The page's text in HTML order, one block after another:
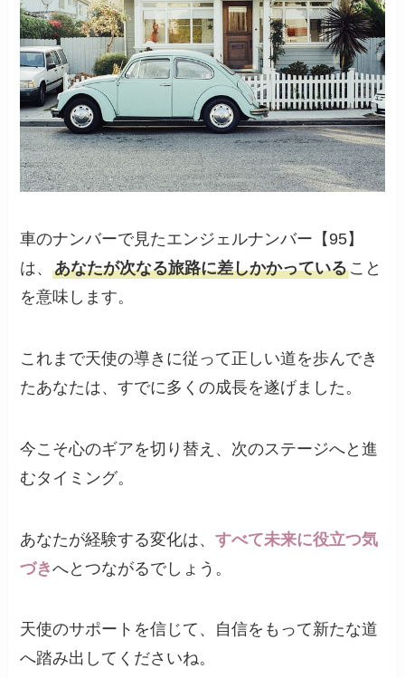
車のナンバーで見たエンジェルナンバー【95】
は、あなたが次なる旅路に差しかかっていること
を意味します。
これまで天使の導きに従って正しい道を歩んでき
たあなたは、すでに多くの成長を遂げました。
今こそ心のギアを切り替え、次のステージへと進
むタイミング。
あなたが経験する変化は、すべて未来に役立つ気
づきへとつながるでしょう。
天使のサポートを信じて、自信をもって新たな道
へ踏み出してくださいね。